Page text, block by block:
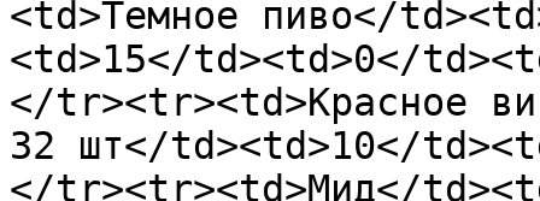
<td>Темное пиво</
<td>15</td><td>0</
</tr><tr><td>Красное
32 шт</td><td>10</
</tr><tr><td>Мид</